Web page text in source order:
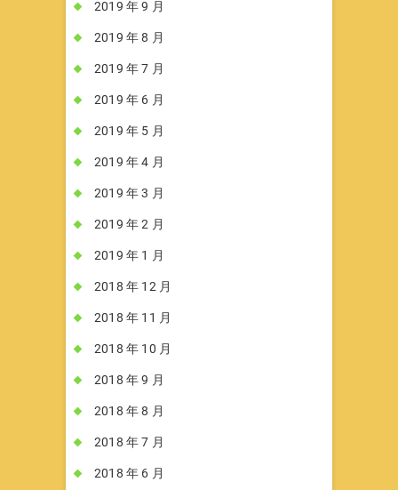
2019 年 9 月
2019 年 8 月
2019 年 7 月
2019 年 6 月
2019 年 5 月
2019 年 4 月
2019 年 3 月
2019 年 2 月
2019 年 1 月
2018 年 12 月
2018 年 11 月
2018 年 10 月
2018 年 9 月
2018 年 8 月
2018 年 7 月
2018 年 6 月